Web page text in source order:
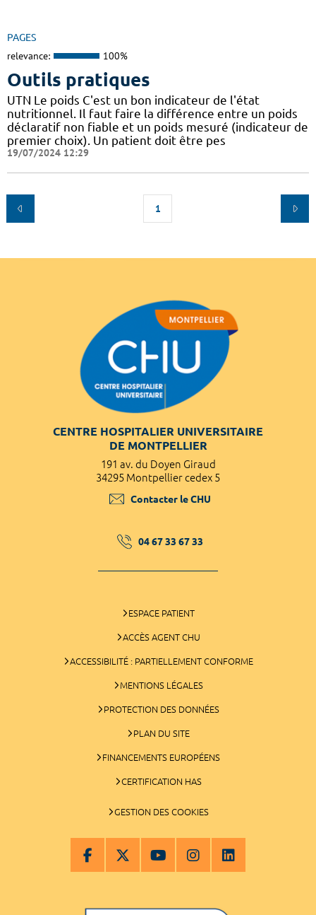
PAGES
relevance: 100%
Outils pratiques
UTN Le poids C'est un bon indicateur de l'état
nutritionnel. Il faut faire la différence entre un poids
déclaratif non fiable et un poids mesuré (indicateur de
premier choix). Un patient doit être pes
19/07/2024 12:29
1
CENTRE HOSPITALIER UNIVERSITAIRE
DE MONTPELLIER
191 av. du Doyen Giraud
34295 Montpellier cedex 5
Contacter le CHU
04 67 33 67 33
ESPACE PATIENT
ACCÈS AGENT CHU
ACCESSIBILITÉ : PARTIELLEMENT CONFORME
MENTIONS LÉGALES
PROTECTION DES DONNÉES
PLAN DU SITE
FINANCEMENTS EUROPÉENS
CERTIFICATION HAS
GESTION DES COOKIES